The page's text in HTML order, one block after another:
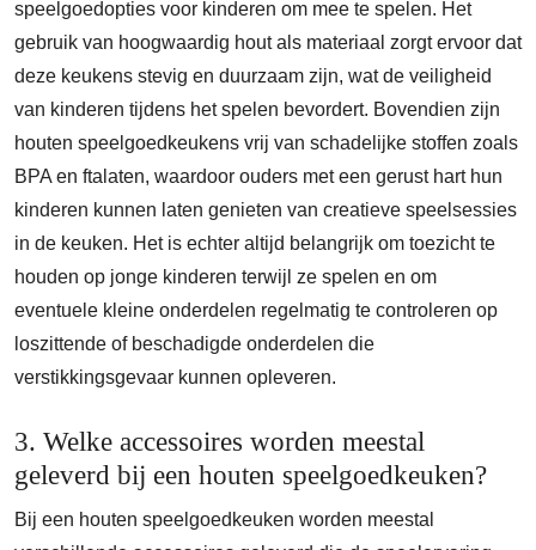
speelgoedopties voor kinderen om mee te spelen. Het
gebruik van hoogwaardig hout als materiaal zorgt ervoor dat
deze keukens stevig en duurzaam zijn, wat de veiligheid
van kinderen tijdens het spelen bevordert. Bovendien zijn
houten speelgoedkeukens vrij van schadelijke stoffen zoals
BPA en ftalaten, waardoor ouders met een gerust hart hun
kinderen kunnen laten genieten van creatieve speelsessies
in de keuken. Het is echter altijd belangrijk om toezicht te
houden op jonge kinderen terwijl ze spelen en om
eventuele kleine onderdelen regelmatig te controleren op
loszittende of beschadigde onderdelen die
verstikkingsgevaar kunnen opleveren.
3. Welke accessoires worden meestal
geleverd bij een houten speelgoedkeuken?
Bij een houten speelgoedkeuken worden meestal